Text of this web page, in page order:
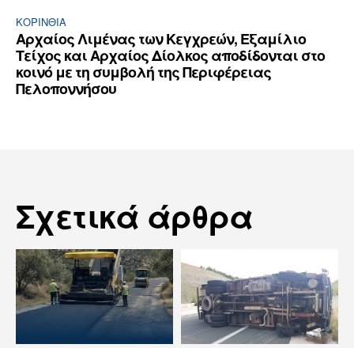
ΚΟΡΙΝΘΊΑ
Αρχαίος Λιμένας των Κεγχρεών, Εξαμίλιο
Τείχος και Aρχαίος Δίολκος αποδίδονται στο
κοινό με τη συμβολή της Περιφέρειας
Πελοποννήσου
Σχετικά άρθρα